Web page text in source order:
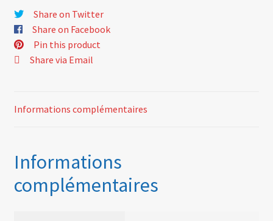
EGV
(racing
use)
Share on Twitter
Share on Facebook
Pin this product
Share via Email
Informations complémentaires
Informations
complémentaires